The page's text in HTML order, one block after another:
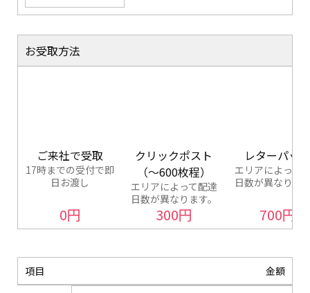
お受取方法
ご来社で受取
17時までの受付で即
日お渡し
0円
クリックポスト
（～600枚程）
エリアによって配達
日数が異なります。
300円
レターパック
エリアによって
日数が異なりま
700円
項目 金額